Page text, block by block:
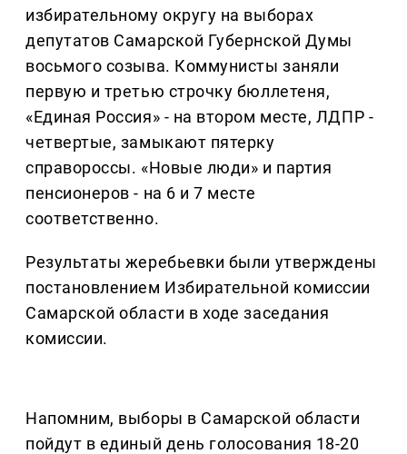
избирательному округу на выборах
депутатов Самарской Губернской Думы
восьмого созыва. Коммунисты заняли
первую и третью строчку бюллетеня,
«Единая Россия» - на втором месте, ЛДПР -
четвертые, замыкают пятерку
справороссы. «Новые люди» и партия
пенсионеров - на 6 и 7 месте
соответственно.
Результаты жеребьевки были утверждены
постановлением Избирательной комиссии
Самарской области в ходе заседания
комиссии.
Напомним, выборы в Самарской области
пойдут в единый день голосования 18-20